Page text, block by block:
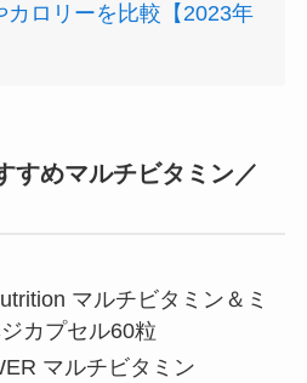
カロリーを比較【2023年
すめマルチビタミン／
マルチビタミン＆ミ
カプセル60粒
マルチビタミン